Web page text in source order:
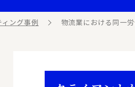
ビジネステーマ解説集
ィング事例 物流業における同一